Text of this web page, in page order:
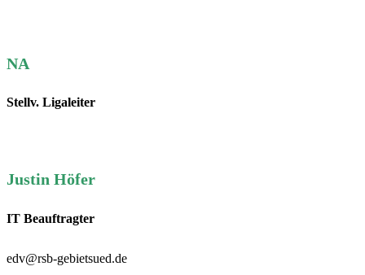
NA
Stellv. Ligaleiter
Justin Höfer
IT Beauftragter
edv@rsb-gebietsued.de